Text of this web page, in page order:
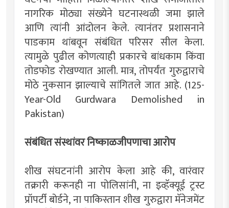
नागरिक मोठ्या संख्येने घटनास्थळी जमा झाले
आणि त्यांनी आंदोलन केले. त्यानंतर प्रशासनाने
पाडकाम थांबवून संबंधित परिसर सील केला.
त्यामुळे पुढील कोणत्याही प्रकारचे बांधकाम किंवा
तोडफोड रोखण्यात आली. मात्र, तोपर्यंत गुरुद्वाराचे
मोठे नुकसान झाल्याचे सांगितले जात आहे. (125-
Year-Old Gurdwara Demolished in
Pakistan)
संबंधित संस्थांवर निष्काळजीपणाचा आरोप
शीख संघटनांनी आरोप केला आहे की, वारंवार
तक्रारी करूनही ना पोलिसांनी, ना इव्हॅक्यूई ट्रस्ट
प्रॉपर्टी बोर्डने, ना पाकिस्तान शीख गुरुद्वारा मॅनेजमेंट